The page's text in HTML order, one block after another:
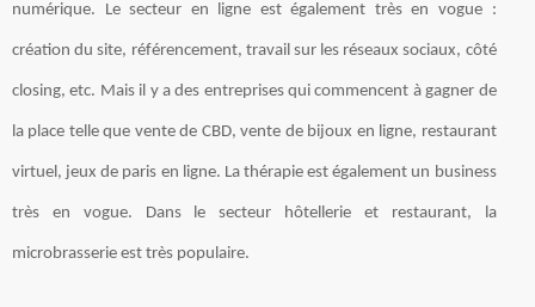
numérique. Le secteur en ligne est également très en vogue :
création du site, référencement, travail sur les réseaux sociaux, côté
closing, etc. Mais il y a des entreprises qui commencent à gagner de
la place telle que vente de CBD, vente de bijoux en ligne, restaurant
virtuel, jeux de paris en ligne. La thérapie est également un business
très en vogue. Dans le secteur hôtellerie et restaurant, la
microbrasserie est très populaire.